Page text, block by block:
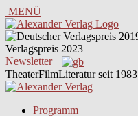
MENÜ
Newsletter
TheaterFilmLiteratur seit 1983
Programm